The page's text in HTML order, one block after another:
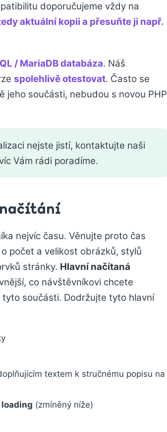
doporučujeme vždy na
aktuální kopii a přesuňte ji např.
/ MariaDB databáza. Náš
spolehlivě otestovat. Často se
jeho součásti, nebudou s novou PHP
nejste jistí, kontaktujte naši
Vám rádi poradíme.
nejvíc času. Věnujte proto čas
počet a velikost obrázků, stylů
stránky. Hlavní načítaná
co návštěvníkovi chcete
součásti. Dodržujte tyto hlavní
textem k stručnému popisu na
(zmíněný níže)